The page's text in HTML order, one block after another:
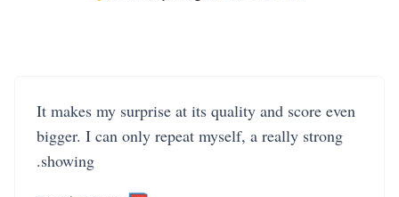
It makes my surprise at its quality and score even
bigger. I can only repeat myself, a really strong
showing.